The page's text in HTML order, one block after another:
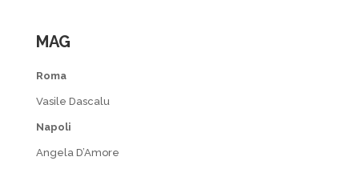
MAG
Roma
Vasile Dascalu
Napoli
Angela D’Amore